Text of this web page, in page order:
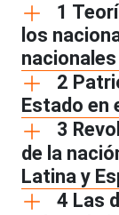
1
los
nacionales
2
Estado en
3
de la
Latina y
4 Las